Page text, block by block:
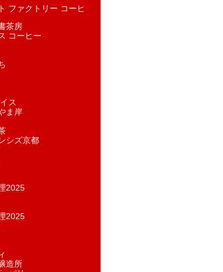
ファクトリー コーヒ
茶房
コーヒー
ス
ま岸
シズ京都
2025
2025
造所